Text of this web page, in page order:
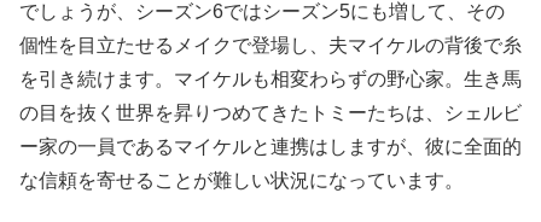
でしょうが、シーズン6ではシーズン5にも増して、その
個性を目立たせるメイクで登場し、夫マイケルの背後で糸
を引き続けます。マイケルも相変わらずの野心家。生き馬
の目を抜く世界を昇りつめてきたトミーたちは、シェルビ
ー家の一員であるマイケルと連携はしますが、彼に全面的
な信頼を寄せることが難しい状況になっています。